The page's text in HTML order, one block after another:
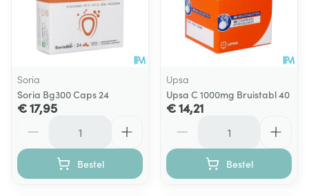
Soria
Soria Bg300 Caps 24
€ 17,95
Bestel
Upsa
Upsa C 1000mg Bruistabl 40
€ 14,21
Bestel